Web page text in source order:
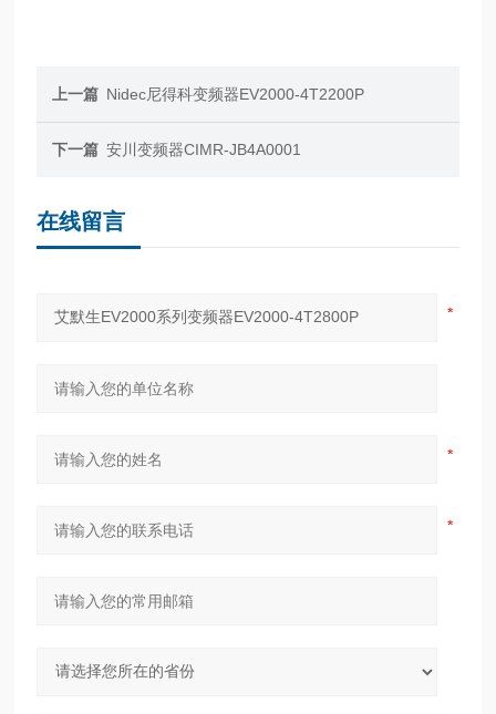
上一篇 Nidec尼得科变频器EV2000-4T2200P
下一篇 安川变频器CIMR-JB4A0001
在线留言